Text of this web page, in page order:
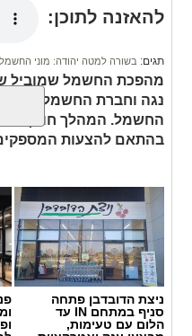
להאזנה לתוכן:
תגים: בשורה למטה יהודה: מוני
מהפכת החשמל שמוביל
נגה וחברת החשמל,
החשמל. המהלך חוסך
בהתאם להצעות
ניצת הדובדבן פתחה
סניף במתחם IN עד
הלום עם טעימות,